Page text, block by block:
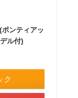
ンティアッ
ル付)
ク